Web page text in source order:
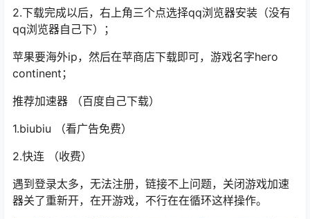
2.下载完成以后，右上角三个点选择qq浏览器安装（没有
qq浏览器自己下）；
苹果要海外ip，然后在苹商店下载即可，游戏名字hero
continent；
推荐加速器 （百度自己下载）
1.biubiu （看广告免费）
2.快连 （收费）
遇到登录太多，无法注册，链接不上问题，关闭游戏加速
器关了重新开，在开游戏，不行在在循环这样操作。